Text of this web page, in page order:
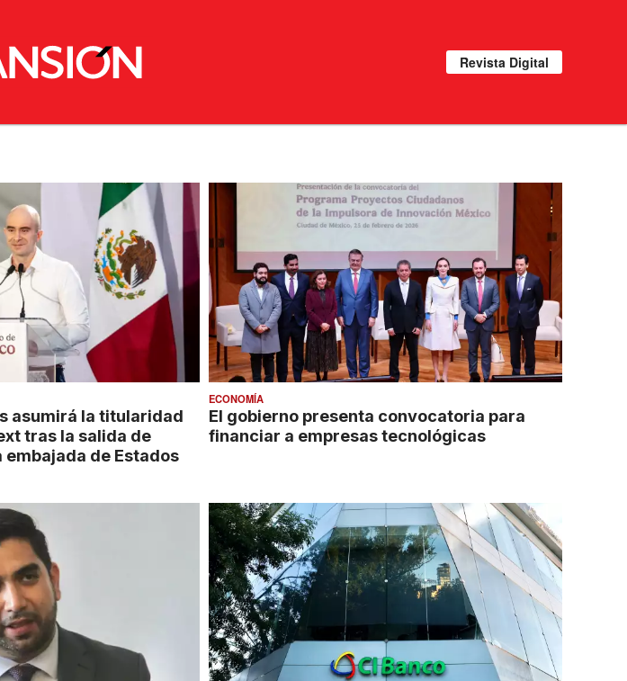
Revista Digital
asumirá la titularidad
tras la salida de
embajada de Estados
ECONOMÍA
El gobierno presenta convocatoria para
financiar a empresas tecnológicas